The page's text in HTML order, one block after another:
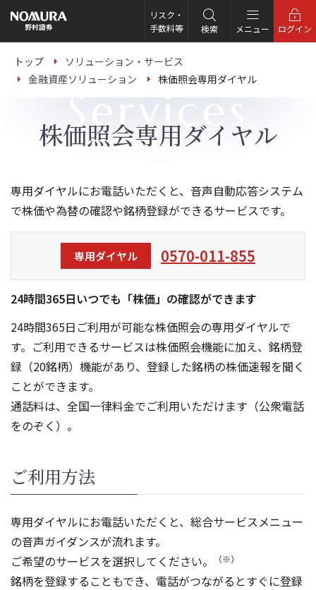
の
ー
リスク・
手数料等
検索 メニュー ログイン
トップ
ソリューション・サービス
金融資産ソリューション
株価照会専用ダイヤル
Services
株価照会専用ダイヤル
専用ダイヤルにお電話いただくと、音声自動応答システム
で株価や為替の確認や銘柄登録ができるサービスです。
専用ダイヤル 0570-011-855
24時間365日いつでも「株価」の確認ができます
24時間365日ご利用が可能な株価照会の専用ダイヤルで
す。ご利用できるサービスは株価照会機能に加え、銘柄登
録（20銘柄）機能があり、登録した銘柄の株価速報を聞く
ことができます。
通話料は、全国一律料金でご利用いただけます（公衆電話
をのぞく）。
ご利用方法
専用ダイヤルにお電話いただくと、総合サービスメニュー
の音声ガイダンスが流れます。
ご希望のサービスを選択してください。
（※）
銘柄を登録することもでき、電話がつながるとすぐに登録